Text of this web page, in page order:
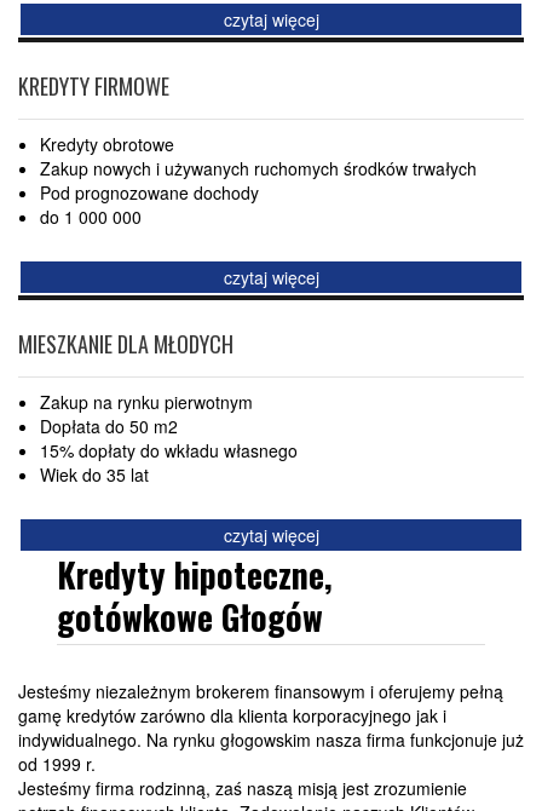
czytaj więcej
KREDYTY FIRMOWE
Kredyty obrotowe
Zakup nowych i używanych ruchomych środków trwałych
Pod prognozowane dochody
do 1 000 000
czytaj więcej
MIESZKANIE DLA MŁODYCH
Zakup na rynku pierwotnym
Dopłata do 50 m2
15% dopłaty do wkładu własnego
Wiek do 35 lat
czytaj więcej
Kredyty hipoteczne,
gotówkowe Głogów
Jesteśmy niezależnym brokerem finansowym i oferujemy pełną
gamę kredytów zarówno dla klienta korporacyjnego jak i
indywidualnego. Na rynku głogowskim nasza firma funkcjonuje już
od 1999 r.
Jesteśmy firma rodzinną, zaś naszą misją jest zrozumienie